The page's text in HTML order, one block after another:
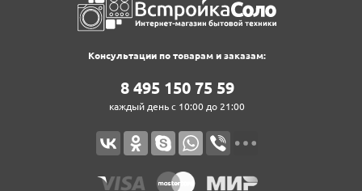
Консультации по товарам и заказам:
8‍ 4‍9‍5‍ 1‍5‍0‍ 7‍5‍ 5‍9‍
каждый день с 10:00 до 21:00